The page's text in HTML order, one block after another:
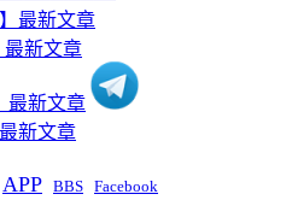
APP BBS Facebook